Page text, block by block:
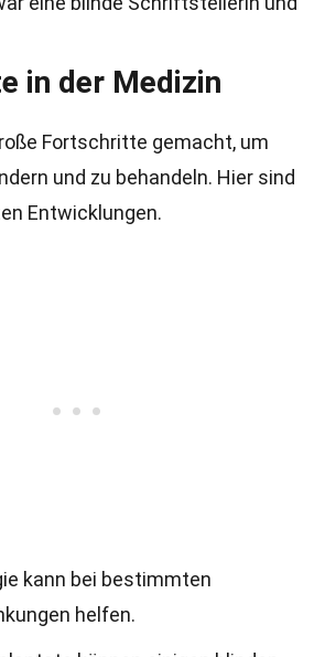
in der Medizin
Fortschritte gemacht, um
und zu behandeln. Hier sind
Entwicklungen.
kann bei bestimmten
helfen.